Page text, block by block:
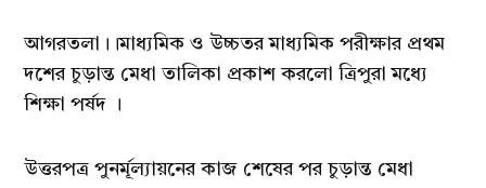
আগরতলা।।মাধ্যমিক ও উচ্চতর মাধ্যমিক পরীক্ষার প্রথম
দশের চুড়ান্ত মেধা তালিকা প্রকাশ করলো ত্রিপুরা মধ্যে
শিক্ষা পর্ষদ ।
উত্তরপত্র পুনর্মূল্যায়নের কাজ শেষের পর চুড়ান্ত মেধা